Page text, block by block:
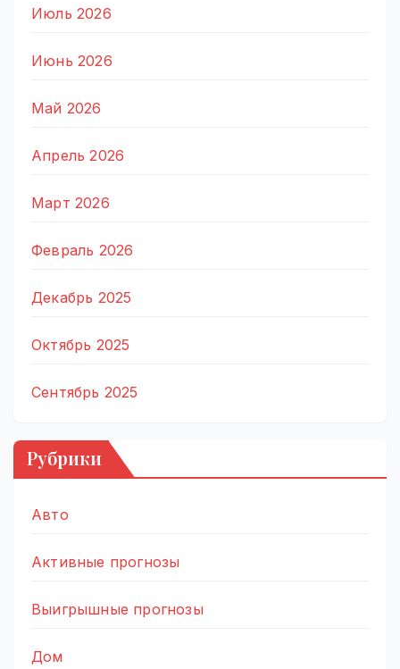
Июль 2026
Июнь 2026
Май 2026
Апрель 2026
Март 2026
Февраль 2026
Декабрь 2025
Октябрь 2025
Сентябрь 2025
Рубрики
Авто
Активные прогнозы
Выигрышные прогнозы
Дом